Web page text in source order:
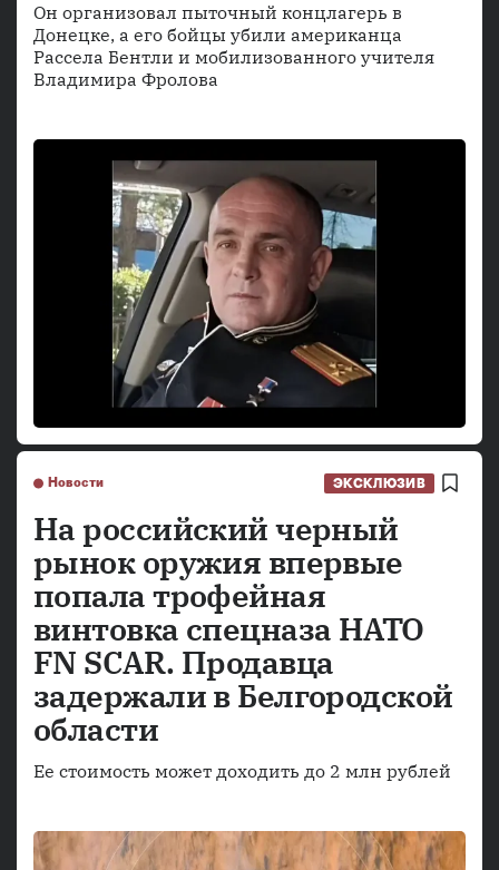
Он организовал пыточный концлагерь в
Донецке, а его бойцы убили американца
Рассела Бентли и мобилизованного учителя
Владимира Фролова
Новости ЭКСКЛЮЗИВ
На российский черный
рынок оружия впервые
попала трофейная
винтовка спецназа НАТО
FN SCAR. Продавца
задержали в Белгородской
области
Ее стоимость может доходить до 2 млн рублей